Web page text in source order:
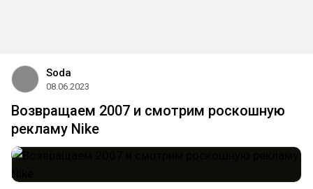
Soda
08.06.2023
Возвращаем 2007 и смотрим роскошную
рекламу Nike